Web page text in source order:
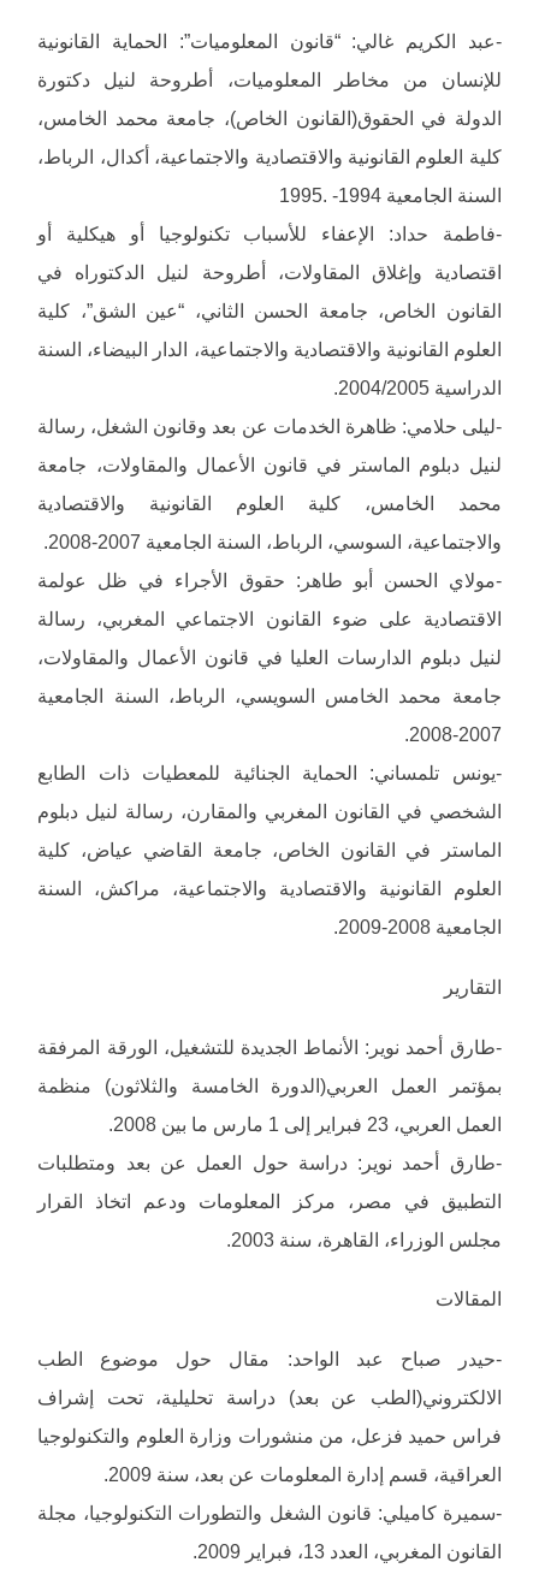
-عبد الكريم غالي: “قانون المعلوميات”: الحماية القانونية
للإنسان من مخاطر المعلوميات، أطروحة لنيل دكتورة
الدولة في الحقوق(القانون الخاص)، جامعة محمد الخامس،
كلية العلوم القانونية والاقتصادية والاجتماعية، أكدال، الرباط،
السنة الجامعية 1994- .1995
-فاطمة حداد: الإعفاء للأسباب تكنولوجيا أو هيكلية أو
اقتصادية وإغلاق المقاولات، أطروحة لنيل الدكتوراه في
القانون الخاص، جامعة الحسن الثاني، “عين الشق”، كلية
العلوم القانونية والاقتصادية والاجتماعية، الدار البيضاء، السنة
الدراسية 2004/2005.
-ليلى حلامي: ظاهرة الخدمات عن بعد وقانون الشغل، رسالة
لنيل دبلوم الماستر في قانون الأعمال والمقاولات، جامعة
محمد الخامس، كلية العلوم القانونية والاقتصادية
والاجتماعية، السوسي، الرباط، السنة الجامعية 2007-2008.
-مولاي الحسن أبو طاهر: حقوق الأجراء في ظل عولمة
الاقتصادية على ضوء القانون الاجتماعي المغربي، رسالة
لنيل دبلوم الدارسات العليا في قانون الأعمال والمقاولات،
جامعة محمد الخامس السويسي، الرباط، السنة الجامعية
2007-2008.
-يونس تلمساني: الحماية الجنائية للمعطيات ذات الطابع
الشخصي في القانون المغربي والمقارن، رسالة لنيل دبلوم
الماستر في القانون الخاص، جامعة القاضي عياض، كلية
العلوم القانونية والاقتصادية والاجتماعية، مراكش، السنة
الجامعية 2008-2009.
التقارير
-طارق أحمد نوير: الأنماط الجديدة للتشغيل، الورقة المرفقة
بمؤتمر العمل العربي(الدورة الخامسة والثلاثون) منظمة
العمل العربي، 23 فبراير إلى 1 مارس ما بين 2008.
-طارق أحمد نوير: دراسة حول العمل عن بعد ومتطلبات
التطبيق في مصر، مركز المعلومات ودعم اتخاذ القرار
مجلس الوزراء، القاهرة، سنة 2003.
المقالات
-حيدر صباح عبد الواحد: مقال حول موضوع الطب
الالكتروني(الطب عن بعد) دراسة تحليلية، تحت إشراف
فراس حميد فزعل، من منشورات وزارة العلوم والتكنولوجيا
العراقية، قسم إدارة المعلومات عن بعد، سنة 2009.
-سميرة كاميلي: قانون الشغل والتطورات التكنولوجيا، مجلة
القانون المغربي، العدد 13، فبراير 2009.